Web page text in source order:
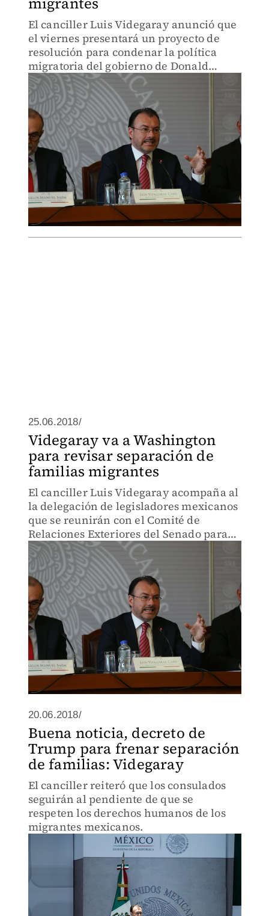
El canciller Luis Videgaray anunció que
el viernes presentará un proyecto de
resolución para condenar la política
migratoria del gobierno de Donald
Trump.
25.06.2018/
Videgaray va a Washington
para revisar separación de
familias migrantes
El canciller Luis Videgaray acompaña al
la delegación de legisladores mexicanos
que se reunirán con el Comité de
Relaciones Exteriores del Senado para
hablar de la separación de familias por
la política migratoria de Trump.
20.06.2018/
Buena noticia, decreto de
Trump para frenar separación
de familias: Videgaray
El canciller reiteró que los consulados
seguirán al pendiente de que se
respeten los derechos humanos de los
migrantes mexicanos.